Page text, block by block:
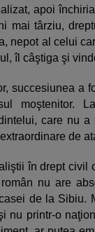
apoi
mai târziu,
nepot al celui
îl câştiga şi
succesiunea a
moştenitor.
care nu
de
în drept civil
nu are
de la Sibiu.
nu printr-o